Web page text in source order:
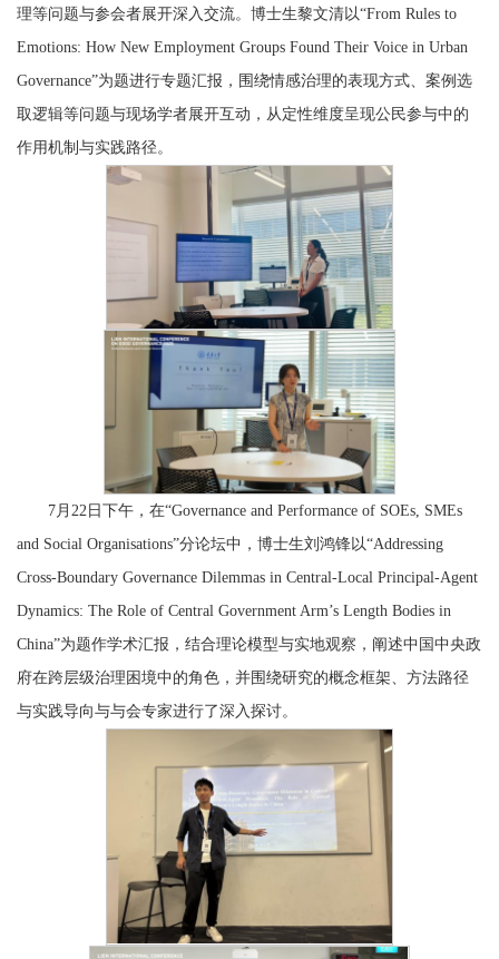
理等问题与参会者展开深入交流。博士生黎文清以“From Rules to
Emotions: How New Employment Groups Found Their Voice in Urban
Governance”为题进行专题汇报，围绕情感治理的表现方式、案例选
取逻辑等问题与现场学者展开互动，从定性维度呈现公民参与中的
作用机制与实践路径。
7月22日下午，在“Governance and Performance of SOEs, SMEs
and Social Organisations”分论坛中，博士生刘鸿锋以“Addressing
Cross-Boundary Governance Dilemmas in Central-Local Principal-Agent
Dynamics: The Role of Central Government Arm’s Length Bodies in
China”为题作学术汇报，结合理论模型与实地观察，阐述中国中央政
府在跨层级治理困境中的角色，并围绕研究的概念框架、方法路径
与实践导向与与会专家进行了深入探讨。